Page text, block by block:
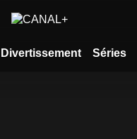
Divertissement Séries